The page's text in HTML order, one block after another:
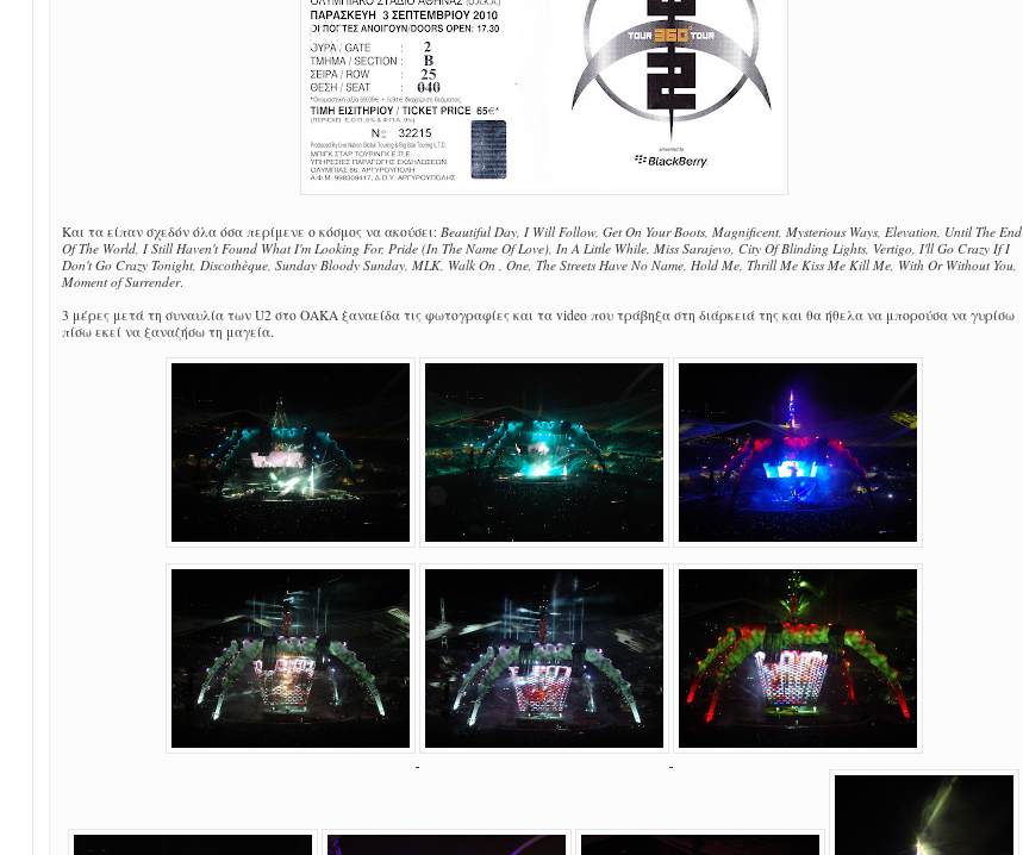
Και τα είπαν σχεδόν όλα όσα περίμενε ο κόσμος να ακούσει: Beautiful Day, I Will Follow, Get On Your Boots, Magnificent, Mysterious Ways, Elevation, Until The End
Of The World, I Still Haven't Found What I'm Looking For, Pride (In The Name Of Love), In A Little While, Miss Sarajevo, City Of Blinding Lights, Vertigo, I'll Go Crazy If I
Don't Go Crazy Tonight, Discothèque, Sunday Bloody Sunday, MLK, Walk On , One, The Streets Have No Name, Hold Me, Thrill Me Kiss Me Kill Me, With Or Without You,
Moment of Surrender.
3 μέρες μετά τη συναυλία των U2 στο ΟΑΚΑ ξαναείδα τις φωτογραφίες και τα video που τράβηξα στη διάρκειά της και θα ήθελα να μπορούσα να γυρίσω
πίσω εκεί να ξαναζήσω τη μαγεία.